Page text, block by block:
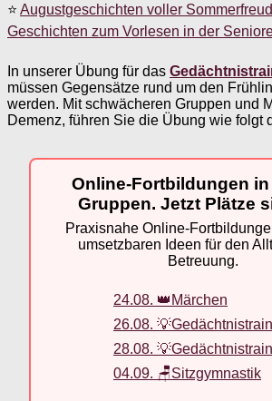
⭐ Augustgeschichten voller
Geschichten zum Vorlesen in der
In unserer Übung für das
müssen Gegensätze rund um den
werden. Mit schwächeren Gruppen und
Demenz, führen Sie die Übung wie folgt
Online-Fortbildungen
Gruppen. Jetzt Plätze
Praxisnahe Online-
umsetzbaren Ideen für den
Betreuung.
24.08. 👑Märchen
26.08.
28.08.
04.09. 🪑Sitzgymnastik